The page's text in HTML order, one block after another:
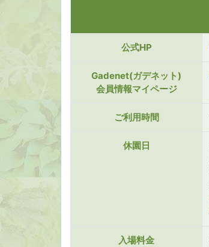
公式HP
Gadenet(ガデネット)
会員情報マイページ
ご利用時間
休園日
入場料金